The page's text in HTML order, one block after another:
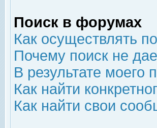
Поиск в форумах
Как осуществлять
Почему поиск не
В результате моего
Как найти
Как найти свои